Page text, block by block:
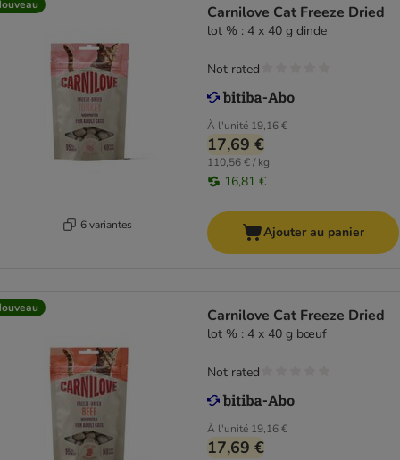
6 variantes
Carnilove Cat Freeze Dried
lot % : 4 x 40 g dinde
À l'unité 19,16 €
17,69 €
110,56 € / kg
16,81 €
Not rated
Ajouter au panier
Carnilove Cat Freeze Dried
lot % : 4 x 40 g bœuf
À l'unité 19,16 €
17,69 €
Not rated